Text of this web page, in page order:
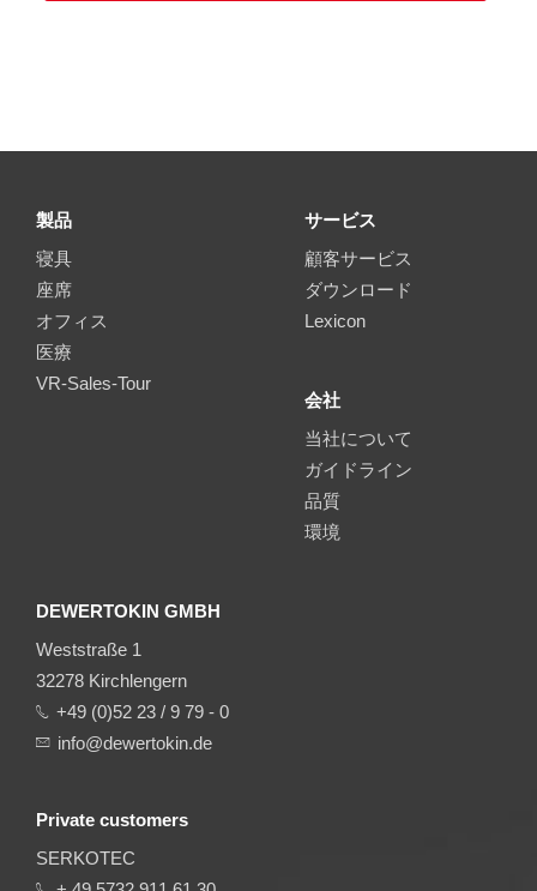
製品
寝具
座席
オフィス
医療
VR-Sales-Tour
サービス
顧客サービス
ダウンロード
Lexicon
会社
当社について
ガイドライン
品質
環境
DEWERTOKIN GMBH
Weststraße 1
32278 Kirchlengern
+49 (0)52 23 / 9 79 - 0
info@dewertokin.de
Private customers
SERKOTEC